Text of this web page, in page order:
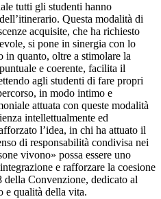
tutti gli studenti hanno
Questa modalità di
acquisite, che ha richiesto
si pone in sinergia con lo
quanto, oltre a stimolare la
e coerente, facilita il
agli studenti di fare propri
in modo intimo e
attuata con queste modalità
intellettualmente ed
l’idea, in chi ha attuato il
di responsabilità condivisa nei
vivono» possa essere uno
e rafforzare la coesione
della Convenzione, dedicato al
e qualità della vita.